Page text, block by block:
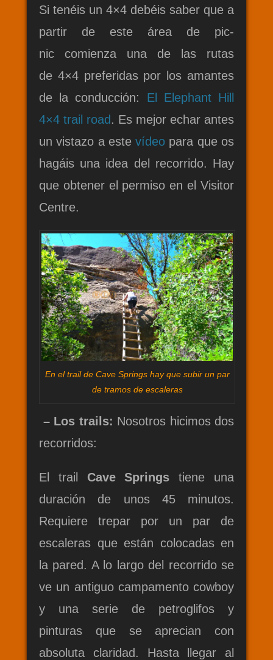
Si tenéis un 4×4 debéis saber que a
partir de este área de pic-
nic comienza una de las rutas
de 4×4 preferidas por los amantes
de la conducción: El Elephant Hill
4×4 trail road . Es mejor echar antes
un vistazo a estevídeo para que os
hagáis una idea del recorrido. Hay
que obtener el permiso en el Visitor
Centre.
En el trail de Cave Springs hay que subir un par
de tramos de escaleras
– Los trails: Nosotros hicimos dos
recorridos:
El trail Cave Springs tiene una
duración de unos 45 minutos.
Requiere trepar por un par de
escaleras que están colocadas en
la pared. A lo largo del recorrido se
ve un antiguo campamento cowboy
y una serie de petroglifos y
pinturas que se aprecian con
absoluta claridad. Hasta llegar al